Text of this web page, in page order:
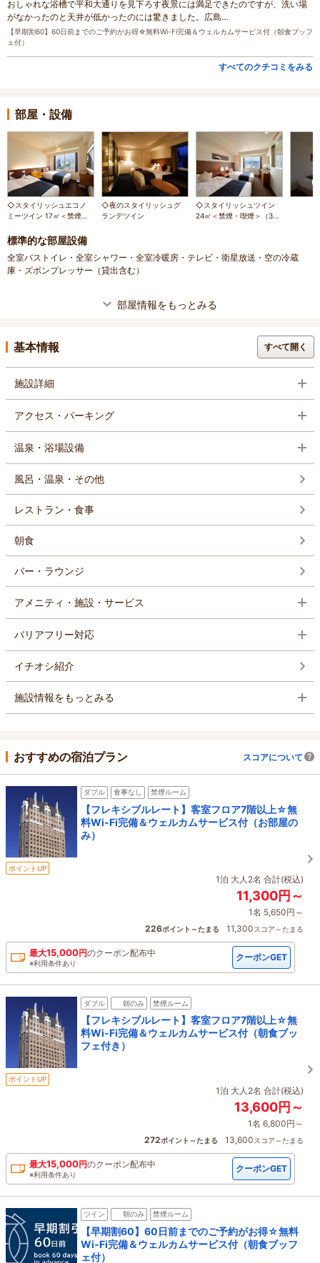
おしゃれな浴槽で平和大通りを見下ろす夜景には満足できたのですが、洗い場
がなかったのと天井が低かったのには驚きました。広島…
【早期割60】60日前までのご予約がお得☆無料Wi-Fi完備＆ウェルカムサービス付（朝食ブッフ
ェ付）
すべてのクチコミをみる
部屋・設備
◇スタイリッシュエコノ
ミーツイン 17㎡＜禁煙＞
◇夜のスタイリッシュグ
ランデツイン
◇スタイリッシュツイン
24㎡＜禁煙・喫煙＞（3名
標準的な部屋設備
全室バストイレ・全室シャワー・全室冷暖房・テレビ・衛星放送・空の冷蔵
庫・ズボンプレッサー（貸出含む）
部屋情報をもっとみる
基本情報 すべて開く
施設詳細
アクセス・パーキング
温泉・浴場設備
風呂・温泉・その他
レストラン・食事
朝食
バー・ラウンジ
アメニティ・施設・サービス
バリアフリー対応
イチオシ紹介
施設情報をもっとみる
おすすめの宿泊プラン スコアについて
ダブル 食事なし 禁煙ルーム
【フレキシブルレート】客室フロア7階以上☆無
料Wi-Fi完備＆ウェルカムサービス付（お部屋の
み）
ポイントUP
1泊 大人2名 合計(税込)
11,300円～
1名 5,650円～
226ポイント～たまる 11,300スコア～たまる
最大15,000円のクーポン配布中
※利用条件あり
クーポンGET
ダブル 朝のみ 禁煙ルーム
【フレキシブルレート】客室フロア7階以上☆無
料Wi-Fi完備＆ウェルカムサービス付（朝食ブッ
フェ付き）
ポイントUP
1泊 大人2名 合計(税込)
13,600円～
1名 6,800円～
272ポイント～たまる 13,600スコア～たまる
最大15,000円のクーポン配布中
※利用条件あり
クーポンGET
ツイン 朝のみ 禁煙ルーム
【早期割60】60日前までのご予約がお得☆無料
Wi-Fi完備＆ウェルカムサービス付（朝食ブッフ
ェ付）